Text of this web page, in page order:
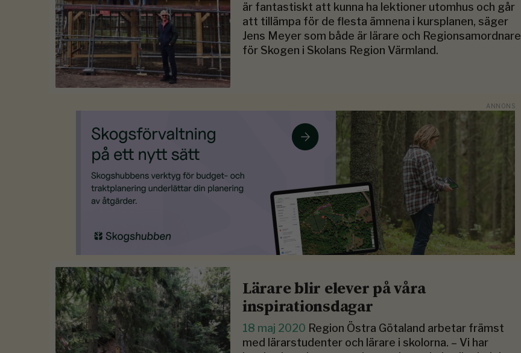
är fantastiskt att kunna ha lektioner utomhus och går
att tillämpa för de flesta ämnena i kursplanen, säger
Jens Meyer som både är lärare och Regionsamordnare
för Skogen i Skolans Region Värmland.
Lärare blir elever på våra
inspirationsdagar
18 maj 2020 Region Östra Götaland arbetar främst
med lärarstudenter och lärare i skolorna. – Vi har